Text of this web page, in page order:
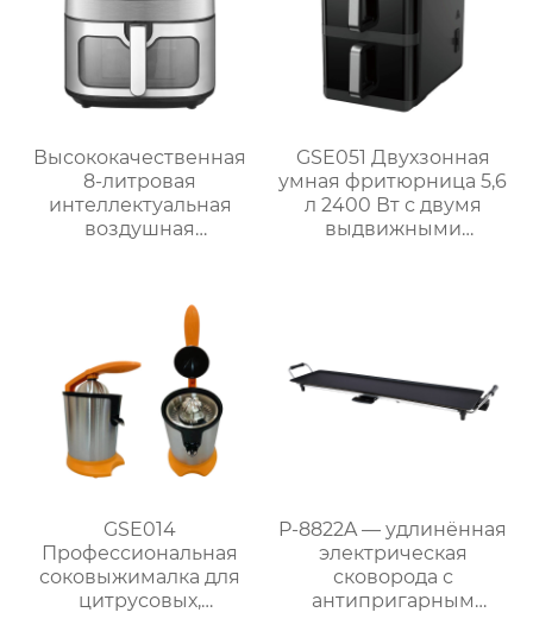
Высококачественная
8-литровая
интеллектуальная
воздушная
использования
GSE051 Двухзонная
умная фритюрница 5,6
л 2400 Вт с двумя
выдвижными
GSE014
Профессиональная
соковыжималка для
цитрусовых,
P-8822A — удлинённая
электрическая
сковорода с
антипригарным